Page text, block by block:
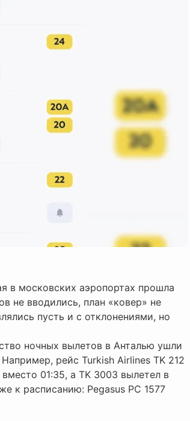
в московских аэропортах прошла
не вводились, план «ковер» не
пусть и с отклонениями, но
ночных вылетов в Анталью ушли
рейс Turkish Airlines TK 212
01:35, а TK 3003 вылетел в
к расписанию: Pegasus PC 1577